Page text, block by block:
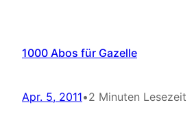
1000 Abos für Gazelle
Apr. 5, 2011•2 Minuten Lesezeit